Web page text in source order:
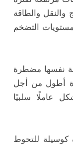
والنقل والطاقة
التضخم
نفسها مضطرة
أطول من أجل
عاملًا سلبيًا
كوسيلة للتحوط